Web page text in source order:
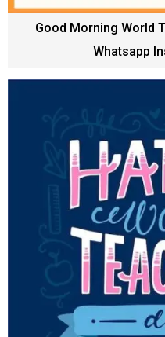
Good Morning World
Whatsapp